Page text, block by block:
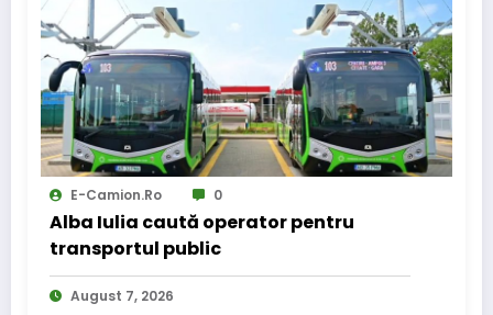
E-Camion.ro 0
Alba Iulia caută operator pentru
transportul public
August 7, 2026